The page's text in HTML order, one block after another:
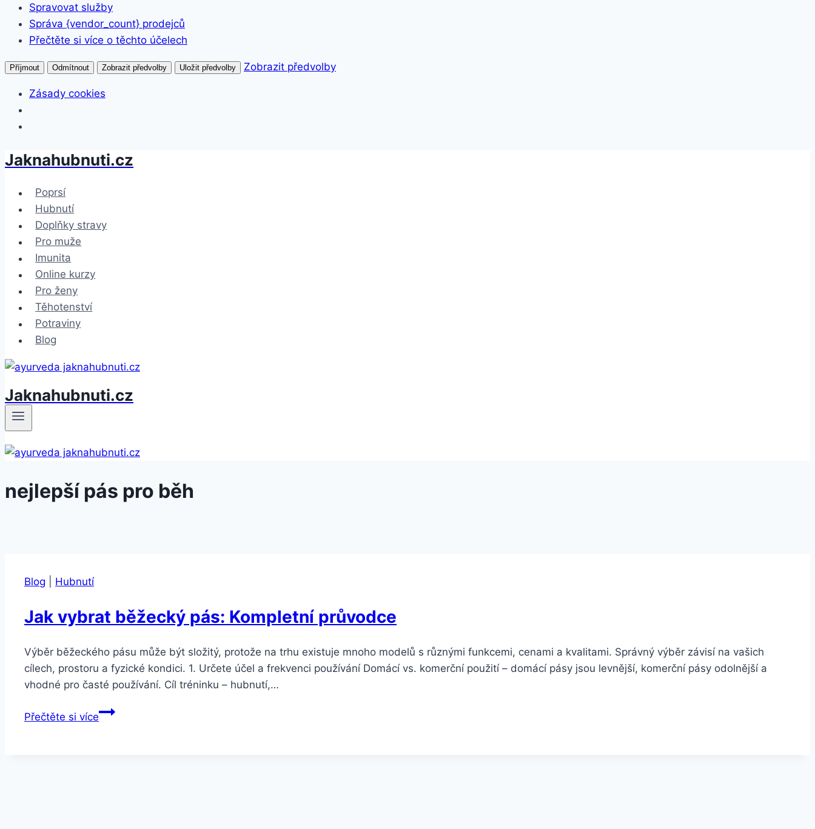
Spravovat služby
Správa {vendor_count} prodejců
Přečtěte si více o těchto účelech
Příjmout Odmítnout Zobrazit předvolby Uložit předvolby Zobrazit předvolby
Zásady cookies
Přeskočit
obsah
Jaknahubnuti.cz
Poprsí
Hubnutí
Doplňky stravy
Pro muže
Imunita
Online kurzy
Pro ženy
Těhotenství
Potraviny
Blog
Jaknahubnuti.cz
nejlepší pás pro běh
Blog Hubnutí
Jak vybrat běžecký pás: Kompletní průvodce
Výběr běžeckého pásu může být složitý, protože na trhu existuje mnoho modelů s různými funkcemi, cenami a kvalitami. Správný výběr závisí na vašich
cílech, prostoru a fyzické kondici. 1. Určete účel a frekvenci používání Domácí vs. komerční použití – domácí pásy jsou levnější, komerční pásy odolnější a
vhodné pro časté používání. Cíl tréninku – hubnutí,…
Přečtěte si víceJak